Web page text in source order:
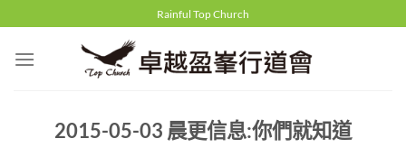
to
content
Rainful Top Church
2015-05-03 晨更信息:你們就知道